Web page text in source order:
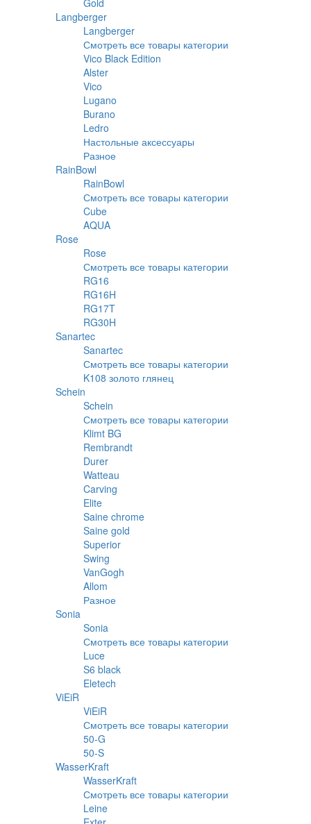
Langberger
Langberger
Смотреть все товары категории
Vico Black Edition
Alster
Vico
Lugano
Burano
Ledro
Настольные аксессуары
Разное
RainBowl
RainBowl
Смотреть все товары категории
Cube
AQUA
Rose
Rose
Смотреть все товары категории
RG16
RG16H
RG17T
RG30H
Sanartec
Sanartec
Смотреть все товары категории
K108 золото глянец
Schein
Schein
Смотреть все товары категории
Klimt BG
Rembrandt
Durer
Watteau
Carving
Elite
Saine chrome
Saine gold
Superior
Swing
VanGogh
Allom
Разное
Sonia
Sonia
Смотреть все товары категории
Luce
S6 black
Eletech
ViEiR
ViEiR
Смотреть все товары категории
50-G
50-S
WasserKraft
WasserKraft
Смотреть все товары категории
Leine